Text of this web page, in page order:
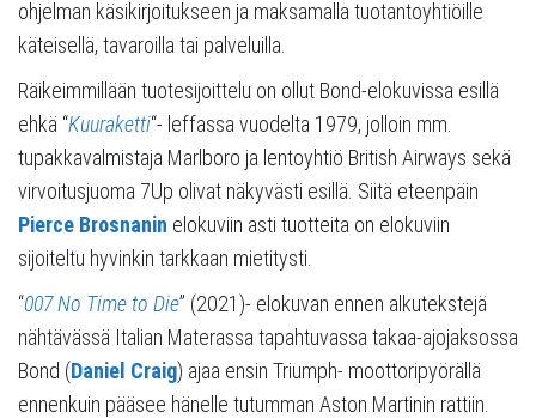
ohjelman käsikirjoitukseen ja maksamalla tuotantoyhtiöille
käteisellä, tavaroilla tai palveluilla.
Räikeimmillään tuotesijoittelu on ollut Bond-elokuvissa esillä
ehkä “Kuuraketti“- leffassa vuodelta 1979, jolloin mm.
tupakkavalmistaja Marlboro ja lentoyhtiö British Airways sekä
virvoitusjuoma 7Up olivat näkyvästi esillä. Siitä eteenpäin
Pierce Brosnanin elokuviin asti tuotteita on elokuviin
sijoiteltu hyvinkin tarkkaan mietitysti.
“007 No Time to Die” (2021)- elokuvan ennen alkutekstejä
nähtävässä Italian Materassa tapahtuvassa takaa-ajojaksossa
Bond (Daniel Craig) ajaa ensin Triumph- moottoripyörällä
ennenkuin pääsee hänelle tutumman Aston Martinin rattiin.